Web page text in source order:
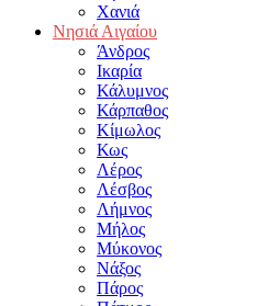
Χανιά
Νησιά Αιγαίου
Άνδρος
Ικαρία
Κάλυμνος
Κάρπαθος
Κίμωλος
Κως
Λέρος
Λέσβος
Λήμνος
Μήλος
Μύκονος
Νάξος
Πάρος